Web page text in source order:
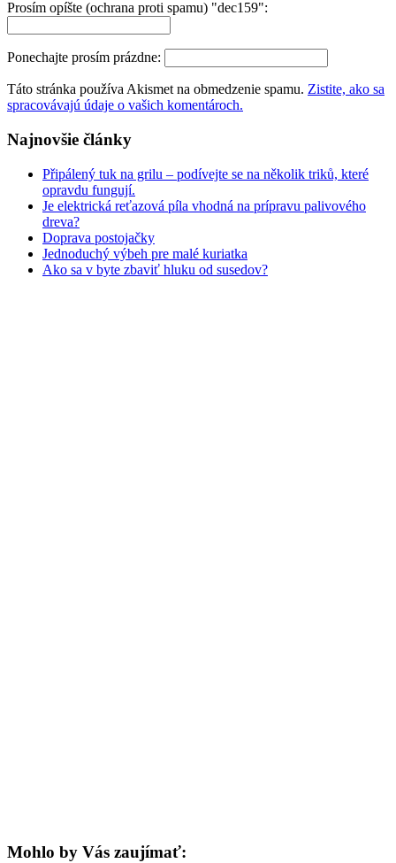
Prosím opíšte (ochrana proti spamu) "dec159":
Ponechajte prosím prázdne:
Táto stránka používa Akismet na obmedzenie spamu. Zistite, ako sa
spracovávajú údaje o vašich komentároch.
Najnovšie články
Připálený tuk na grilu – podívejte se na několik triků, které
opravdu fungují.
Je elektrická reťazová píla vhodná na prípravu palivového
dreva?
Doprava postojačky
Jednoduchý výbeh pre malé kuriatka
Ako sa v byte zbaviť hluku od susedov?
Mohlo by Vás zaujímať: